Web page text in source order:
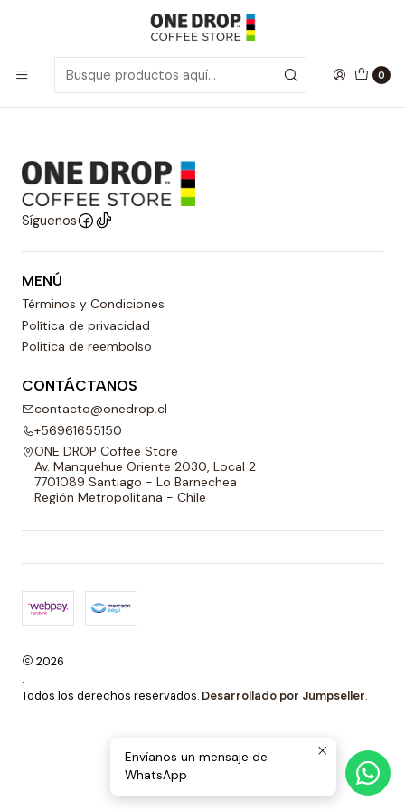
0
Cafetera Moka Moka Pack's
Moka Pack's
Síguenos
MENÚ
Términos y Condiciones
Política de privacidad
Politica de reembolso
CONTÁCTANOS
contacto@onedrop.cl
+56961655150
ONE DROP Coffee Store
Av. Manquehue Oriente 2030, Local 2
7701089 Santiago - Lo Barnechea
Región Metropolitana - Chile
2026
.
Todos los derechos reservados. Desarrollado por Jumpseller.
Envíanos un mensaje de
WhatsApp